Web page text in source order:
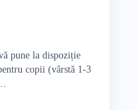
pune la dispoziție
copii (vârstă 1-3